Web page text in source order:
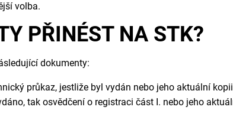
volba.
PŘINÉST NA STK?
dokumenty:
průkaz, jestliže byl vydán nebo jeho aktuální
tak osvědčení o registraci část I. nebo jeho